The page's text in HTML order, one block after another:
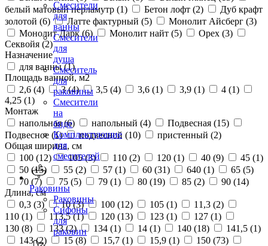
Смесители
для
ванны
Смесители
для
душа
Смеситель
для
раковины
Смесители
на
биде
Комплектующие
для
смесителей
Раковины
Раковины
Сифоны
для
раковин
белый матовый перламутр (1) Бетон лофт (2)
Дуб крафт
золотой (6) Латте фактурный (5) Монолит Айсберг (3)
Монолит Дарк (6) Монолит найт (5) Орех (3)
Секвойя (2)
Назначение
для ванны (1)
Площадь ванной, м2
2,6 (4) 3 (4) 3,5 (4) 3,6 (1) 3,9 (1) 4 (1)
4,25 (1)
Монтаж
напольная (6) напольный (4) Подвесная (15)
Подвесное (1) подвесной (10) пристенный (2)
Общая ширина, см
100 (12) 105 (3) 110 (2) 120 (1) 40 (9) 45 (1)
50 (15) 55 (2) 57 (1) 60 (31) 640 (1) 65 (5)
70 (7) 75 (5) 79 (1) 80 (19) 85 (2) 90 (14)
Длина, см
0,3 (3) 10 (3) 100 (12) 105 (1) 11,3 (2)
110 (1) 113,5 (1) 120 (13) 123 (1) 127 (1)
130 (8) 133 (2) 134 (1) 14 (1) 140 (18) 141,5 (1)
143 (2) 15 (8) 15,7 (1) 15,9 (1) 150 (73)